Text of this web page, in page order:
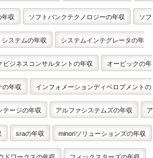
年収 ソフトバンクテクノロジーの年収 ソフ
システムの年収 システムインテグレータの年
ビジネスコンサルタントの年収 オービックの年
の年収 インフォメーションディベロプメントの
テージの年収 アルファシステムズの年収 ア
sraの年収 minoriソリューションズの年収